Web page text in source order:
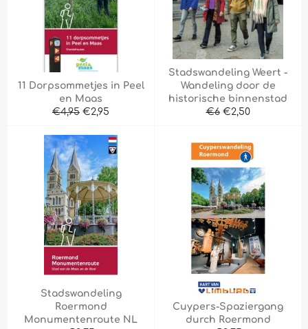
11 Dorpsommetjes in Peel
en Maas
Normaler
€4,95 Sonderpreis
€2,95
Stadswandeling Weert -
Wandeling door de
historische binnenstad
Normaler
€6 Sonderpreis
€2,50
Stadswandeling
Roermond
Monumentenroute NL
Cuypers-Spaziergang
durch Roermond